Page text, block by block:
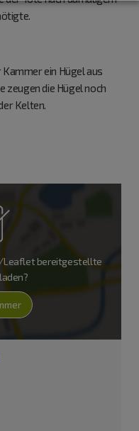
ein Hügel aus
zeugen die Hügel noch
Kelten.
Leafletbereitgestellte